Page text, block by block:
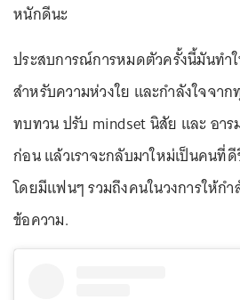
หนักดีนะ
ประสบการณ์การหมดตัวครั้งนี้มันทำ
สำหรับความห่วงใย และกำลังใจจาก
ทบทวน ปรับ mindset นิสัย และ อาร
ก่อน แล้วเราจะกลับมาใหม่เป็นคนที่
โดยมีแฟนๆ รวมถึงคนในวงการให้ก
ข้อความ.